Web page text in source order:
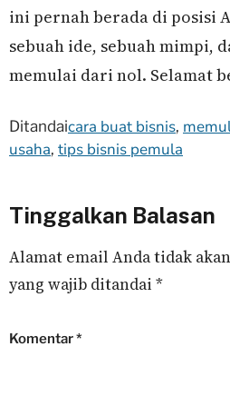
ini pernah berada di posisi
sebuah ide, sebuah mimpi,
memulai dari nol. Selamat
Ditandaicara buat bisnis,
usaha, tips bisnis pemula
Tinggalkan Balasan
Alamat email Anda tidak
yang wajib ditandai *
Komentar*